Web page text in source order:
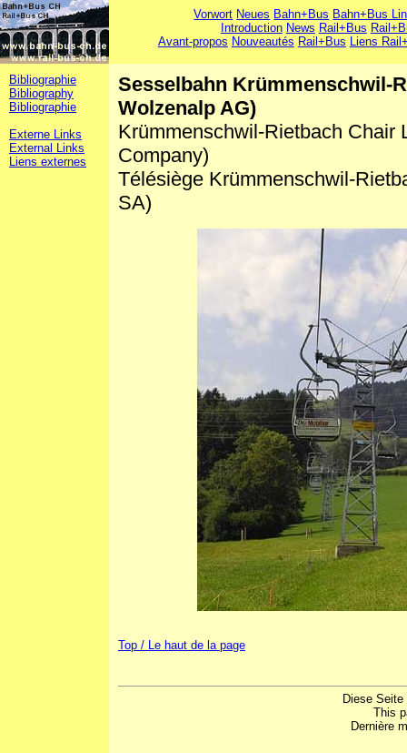
Vorwort Neues Bahn+Bus Bahn+Bus
Introduction News Rail+Bus
Avant-propos Nouveautés Rail+Bus Liens
Bibliographie
Bibliography
Bibliographie
Externe Links
External Links
Liens externes
Sesselbahn Krümmenschwil-
Wolzenalp AG)
Krümmenschwil-Rietbach Chair
Company)
Télésiège Krümmenschwil-
SA)
Top / Le haut de la page
Diese
This
Dernière